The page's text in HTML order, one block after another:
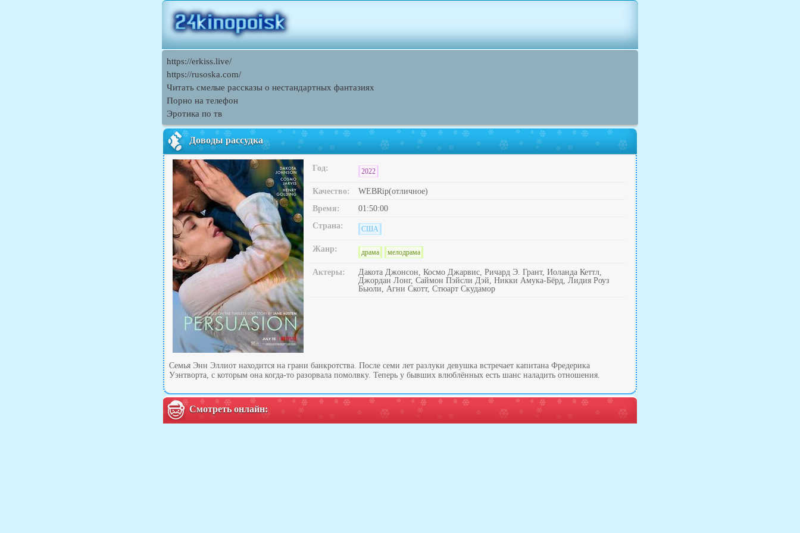
https://erkiss.live/
https://rusoska.com/
Читать смелые рассказы о нестандартных фантазиях
Порно на телефон
Эротика по тв
Доводы рассудка
Год: 2022
Качество:
WEBRip(отличное)
Время:
01:50:00
Страна:
США
Жанр: драма мелодрама
Актеры:
Дакота Джонсон, Космо Джарвис, Ричард Э. Грант, Иоланда Кеттл,
Джордан Лонг, Саймон Пэйсли Дэй, Никки Амука-Бёрд, Лидия Роуз
Бьюли, Агни Скотт, Стюарт Скудамор
Семья Энн Эллиот находится на грани банкротства. После семи лет разлуки девушка встречает капитана Фредерика
Уэнтворта, с которым она когда-то разорвала помолвку. Теперь у бывших влюблённых есть шанс наладить отношения.
Смотреть онлайн: